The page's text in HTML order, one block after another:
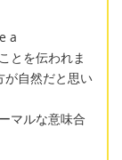
a
とを伝われま
自然だと思い
マルな意味合